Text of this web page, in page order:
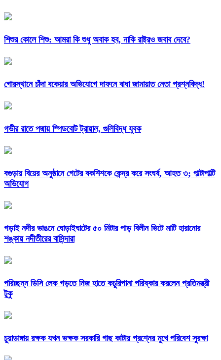
শিশুর কোলে শিশু: আমরা কি শুধু অবাক হব, নাকি রাষ্ট্রও জবাব দেবে?
গোরস্থানে চাঁদা বকেয়ার অভিযোগে দাফনে বাধা জামায়াত নেতা প্রশ্নবিদ্ধ!
গভীর রাতে পদ্মায় স্পিডবোট ট্রায়াল, গুলিবিদ্ধ যুবক
বগুড়ায় বিয়ের অনুষ্ঠানে গেটের বকশিশকে কেন্দ্র করে সংঘর্ষ, আহত ৩; পাল্টাপাল্টি
অভিযোগ
গড়াই নদীর ভাঙনে ঘোড়াইঘাটের ৫০ মিটার পাড় বিলীন ভিটে মাটি হারানোর
শঙ্কায় নদীতীরের বাসিন্দারা
পরিচ্ছন্ন ডিসি লেক গড়তে নিজ হাতে কচুরিপানা পরিষ্কার করলেন প্রতিমন্ত্রী
টুকু
চুয়াডাঙ্গায় রক্ষক যখন ভক্ষক সরকারি গাছ কাটায় প্রশ্নের মুখে পরিবেশ সুরক্ষা